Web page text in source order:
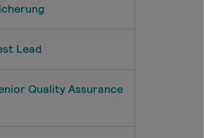
Lead
Quality Assurance